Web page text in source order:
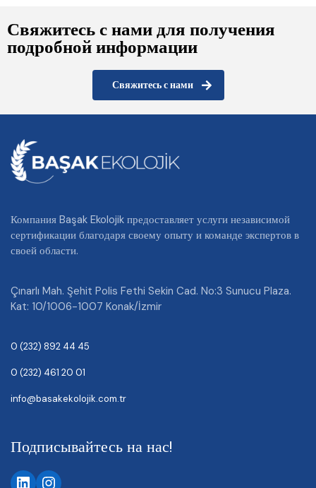
Свяжитесь с нами для получения
подробной информации
Свяжитесь с нами
Компания Başak Ekolojik предоставляет услуги независимой
сертификации благодаря своему опыту и команде экспертов в
своей области.
Çınarlı Mah. Şehit Polis Fethi Sekin Cad. No:3 Sunucu Plaza.
Kat: 10/1006-1007 Konak/İzmir
0 (232) 892 44 45
0 (232) 461 20 01
info@basakekolojik.com.tr
Подписывайтесь на нас!